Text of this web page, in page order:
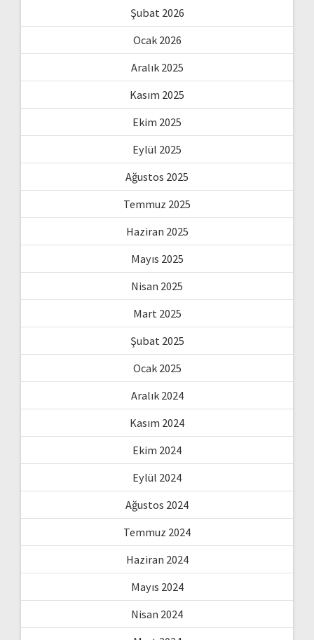
Şubat 2026
Ocak 2026
Aralık 2025
Kasım 2025
Ekim 2025
Eylül 2025
Ağustos 2025
Temmuz 2025
Haziran 2025
Mayıs 2025
Nisan 2025
Mart 2025
Şubat 2025
Ocak 2025
Aralık 2024
Kasım 2024
Ekim 2024
Eylül 2024
Ağustos 2024
Temmuz 2024
Haziran 2024
Mayıs 2024
Nisan 2024